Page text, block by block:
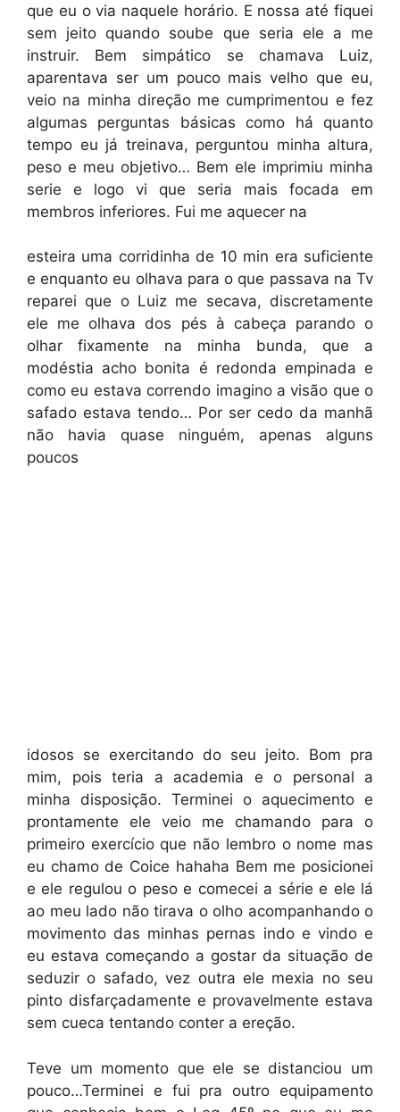
que eu o via naquele horário. E nossa até fiquei
sem jeito quando soube que seria ele a me
instruir. Bem simpático se chamava Luiz,
aparentava ser um pouco mais velho que eu,
veio na minha direção me cumprimentou e fez
algumas perguntas básicas como há quanto
tempo eu já treinava, perguntou minha altura,
peso e meu objetivo… Bem ele imprimiu minha
serie e logo vi que seria mais focada em
membros inferiores. Fui me aquecer na
esteira uma corridinha de 10 min era suficiente
e enquanto eu olhava para o que passava na Tv
reparei que o Luiz me secava, discretamente
ele me olhava dos pés à cabeça parando o
olhar fixamente na minha bunda, que a
modéstia acho bonita é redonda empinada e
como eu estava correndo imagino a visão que o
safado estava tendo… Por ser cedo da manhã
não havia quase ninguém, apenas alguns
poucos
idosos se exercitando do seu jeito. Bom pra
mim, pois teria a academia e o personal a
minha disposição. Terminei o aquecimento e
prontamente ele veio me chamando para o
primeiro exercício que não lembro o nome mas
eu chamo de Coice hahaha Bem me posicionei
e ele regulou o peso e comecei a série e ele lá
ao meu lado não tirava o olho acompanhando o
movimento das minhas pernas indo e vindo e
eu estava começando a gostar da situação de
seduzir o safado, vez outra ele mexia no seu
pinto disfarçadamente e provavelmente estava
sem cueca tentando conter a ereção.
Teve um momento que ele se distanciou um
pouco…Terminei e fui pra outro equipamento